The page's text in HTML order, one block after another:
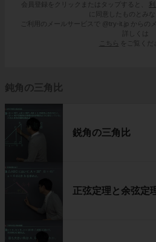
会員登録をクリックまたはタップすると、
に同意したものとみな
ご利用のメールサービスで @try-it.jp からの
詳しくは
こちら
をご覧くだ
鈍角の三角比
鋭角の三角比
正弦定理と余弦定